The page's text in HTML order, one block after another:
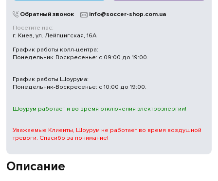
Описание
Обратный звонок
info@soccer-shop.com.ua
Посетите нас:
г. Киев, ул. Лейпцигская, 16А
График работы колл-центра:
Понедельник-Воскресенье: с 09:00 до 19:00.
График работы Шоурума:
Понедельник-Воскресенье: с 10:00 до 19:00.
Шоурум работает и во время отключения электроэнергии!
Уважаемые Клиенты, Шоурум не работает во время воздушной
тревоги. Спасибо за понимание!